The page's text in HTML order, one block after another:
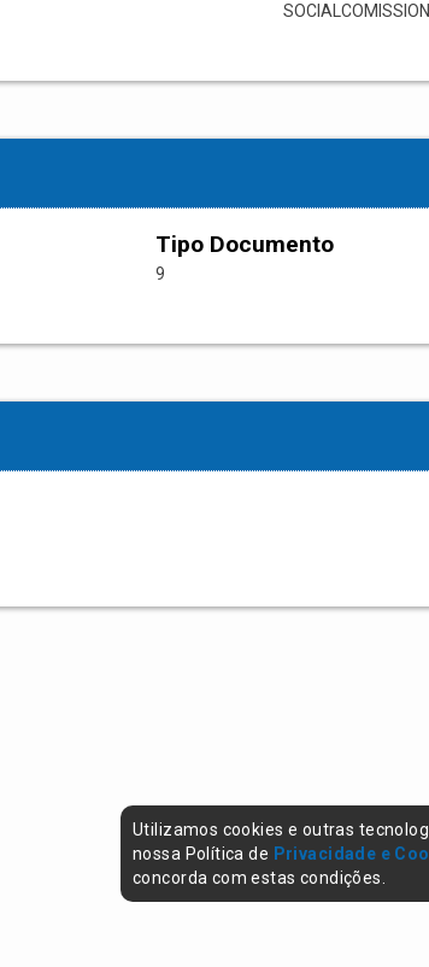
Tipo Documento
9
Utilizamos cookies e outras
nossa Política de Privacidade e
concorda com estas condições.